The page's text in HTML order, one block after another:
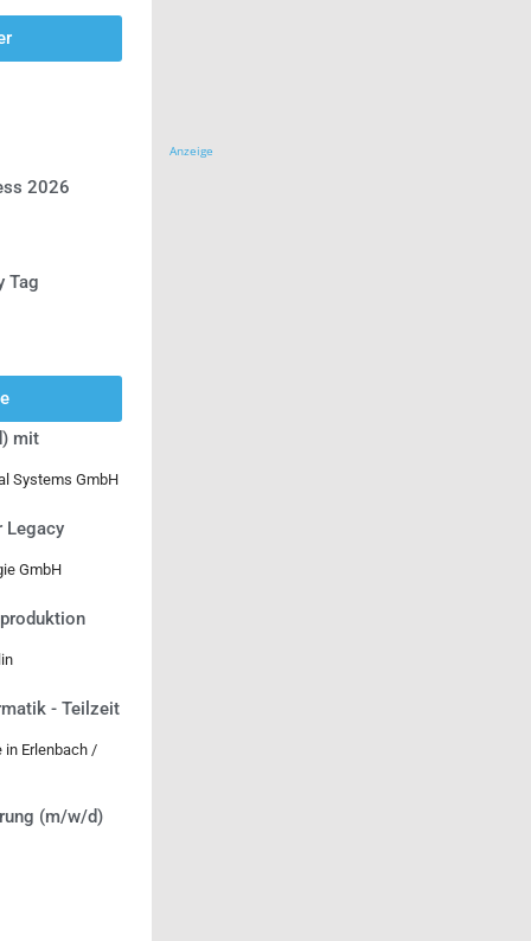
2026
Tag
mit
Systems GmbH
Legacy
GmbH
- Teilzeit
in Erlenbach /
(m/w/d)
Anzeige